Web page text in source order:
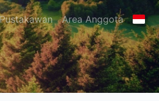
Area Anggota